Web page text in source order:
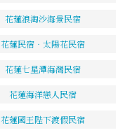
花蓮浪淘沙海景民宿
花蓮民宿‧太陽花民宿
花蓮七星潭海灣民宿
花蓮海洋戀人民宿
花蓮國王陛下渡假民宿